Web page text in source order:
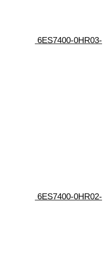
6ES7400-0HR03-
6ES7400-0HR02-